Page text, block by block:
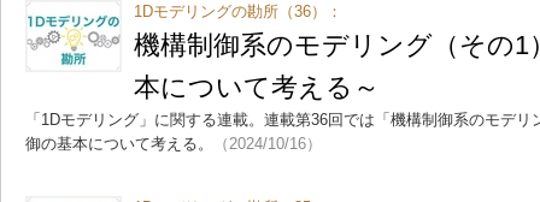
1Dモデリングの勘所（36）：
機構制御系のモデリング（その1
本について考える～
「1Dモデリング」に関する連載。連載第36回では「機構制御系のモデ
御の基本について考える。
（2024/10/16）